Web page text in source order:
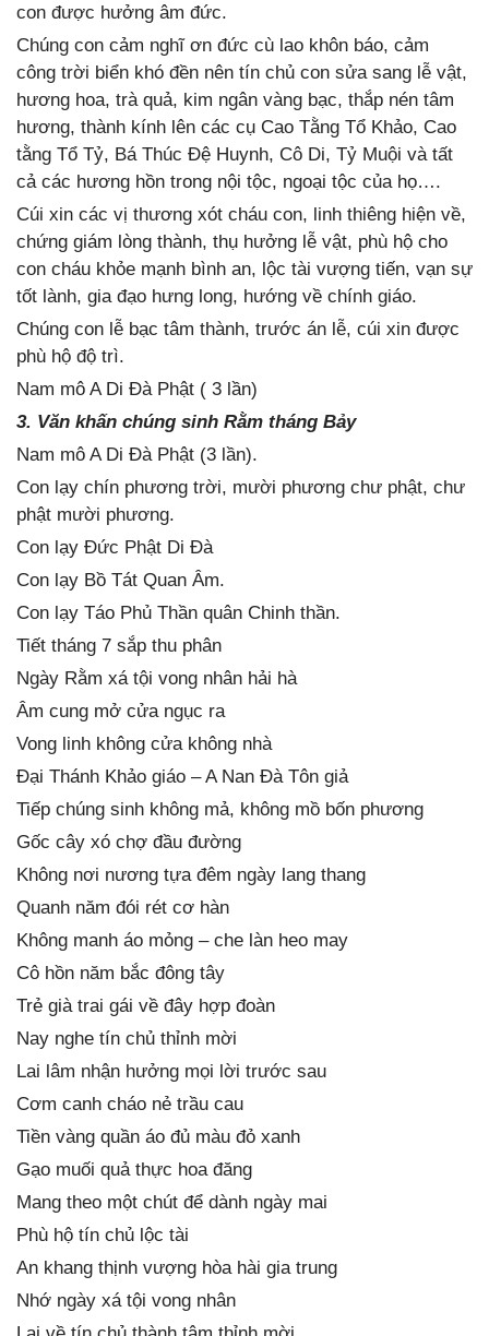
con được hưởng âm đức.
Chúng con cảm nghĩ ơn đức cù lao khôn báo, cảm
công trời biển khó đền nên tín chủ con sửa sang lễ vật,
hương hoa, trà quả, kim ngân vàng bạc, thắp nén tâm
hương, thành kính lên các cụ Cao Tằng Tổ Khảo, Cao
tằng Tổ Tỷ, Bá Thúc Đệ Huynh, Cô Di, Tỷ Muội và tất
cả các hương hồn trong nội tộc, ngoại tộc của họ….
Cúi xin các vị thương xót cháu con, linh thiêng hiện về,
chứng giám lòng thành, thụ hưởng lễ vật, phù hộ cho
con cháu khỏe mạnh bình an, lộc tài vượng tiến, vạn sự
tốt lành, gia đạo hưng long, hướng về chính giáo.
Chúng con lễ bạc tâm thành, trước án lễ, cúi xin được
phù hộ độ trì.
Nam mô A Di Đà Phật ( 3 lần)
3. Văn khấn chúng sinh Rằm tháng Bảy
Nam mô A Di Đà Phật (3 lần).
Con lạy chín phương trời, mười phương chư phật, chư
phật mười phương.
Con lạy Đức Phật Di Đà
Con lạy Bồ Tát Quan Âm.
Con lạy Táo Phủ Thần quân Chinh thần.
Tiết tháng 7 sắp thu phân
Ngày Rằm xá tội vong nhân hải hà
Âm cung mở cửa ngục ra
Vong linh không cửa không nhà
Đại Thánh Khảo giáo – A Nan Đà Tôn giả
Tiếp chúng sinh không mả, không mồ bốn phương
Gốc cây xó chợ đầu đường
Không nơi nương tựa đêm ngày lang thang
Quanh năm đói rét cơ hàn
Không manh áo mỏng – che làn heo may
Cô hồn năm bắc đông tây
Trẻ già trai gái về đây hợp đoàn
Nay nghe tín chủ thỉnh mời
Lai lâm nhận hưởng mọi lời trước sau
Cơm canh cháo nẻ trầu cau
Tiền vàng quần áo đủ màu đỏ xanh
Gạo muối quả thực hoa đăng
Mang theo một chút để dành ngày mai
Phù hộ tín chủ lộc tài
An khang thịnh vượng hòa hài gia trung
Nhớ ngày xá tội vong nhân